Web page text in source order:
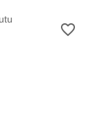
favorite_border